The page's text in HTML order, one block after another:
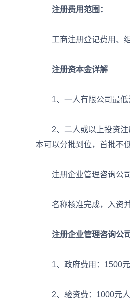
注册费用范围：
工商注册登记费用、组
注册资本金详解
1、一人有限公司最低
2、二人或以上投资注
本可以分批到位，首批不
注册企业管理咨询公司
名称核准完成，入资并
注册企业管理咨询公
1、政府费用：1500元
2、验资费：1000元人